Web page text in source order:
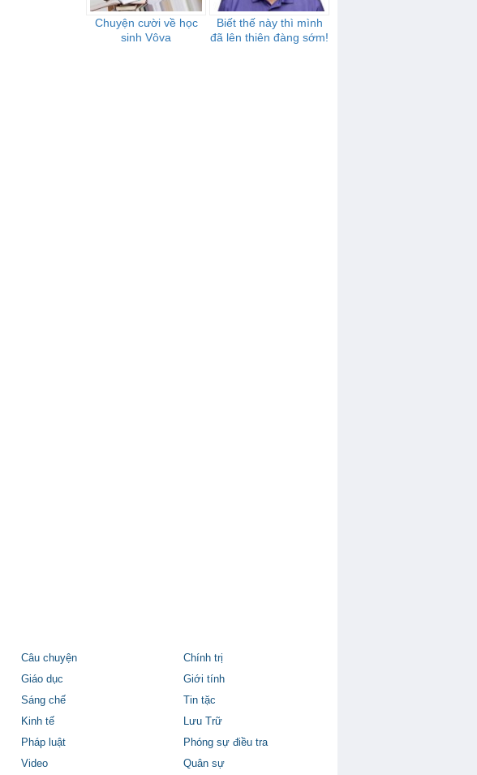
Chuyện cười về học
sinh Vôva
Biết thế này thì mình
đã lên thiên đàng sớm!
Câu chuyện
Chính trị
Giáo dục
Giới tính
Sáng chế
Tin tặc
Kinh tế
Lưu Trữ
Pháp luật
Phóng sự điều tra
Video Quân sự